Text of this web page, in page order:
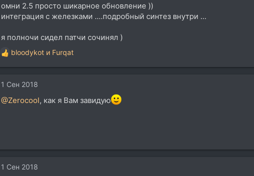
омни 2.5 просто шикарное обновление ))
интеграция с железками ....подробный синтез внутри ...
я полночи сидел патчи сочинял )
Р
е
к
и
bloodykot и Furqat
1 Сен 2018
@Zerocool, как я Вам завидую
1 Сен 2018